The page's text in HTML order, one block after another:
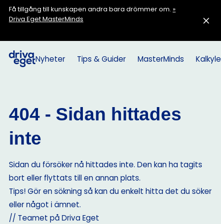
Få tillgång till kunskapen andra bara drömmer om. »
Driva Eget MasterMinds
Nyheter Tips & Guider MasterMinds
404 - Sidan hittades
inte
Sidan du försöker nå hittades inte. Den kan ha tagits
bort eller flyttats till en annan plats.
Tips! Gör en sökning så kan du enkelt hitta det du söker
eller något i ämnet.
// Teamet på Driva Eget